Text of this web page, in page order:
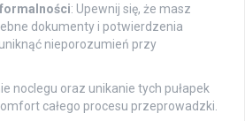
: Upewnij się, że masz
dokumenty i potwierdzenia
nieporozumień przy
noclegu oraz unikanie tych pułapek
całego procesu przeprowadzki.